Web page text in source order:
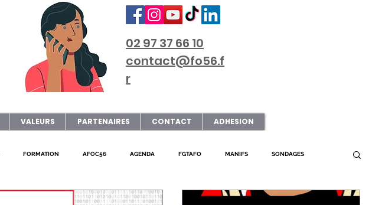
02 97 37 66 10
contact@fo56.f
r
VALEURS PARTENAIRES CONTACT ADHESION
FORMATION AFOC56 AGENDA FGTAFO MANIFS SONDAGES
JOURNAL FO56 SERVICE PUBLIC